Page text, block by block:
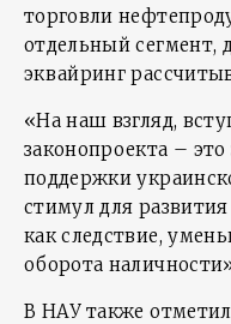
торговли
отдельный сегмент,
эквайринг
«На наш взгляд,
законопроекта –
поддержки
стимул для
как следствие,
оборота
В НАУ также